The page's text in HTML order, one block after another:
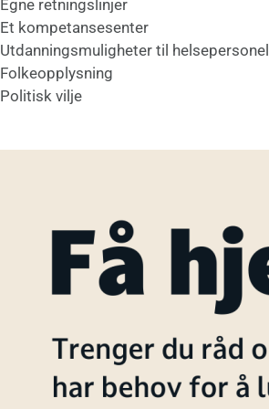
Egne retningslinjer
Et kompetansesenter
Utdanningsmuligheter til
Folkeopplysning
Politisk vilje